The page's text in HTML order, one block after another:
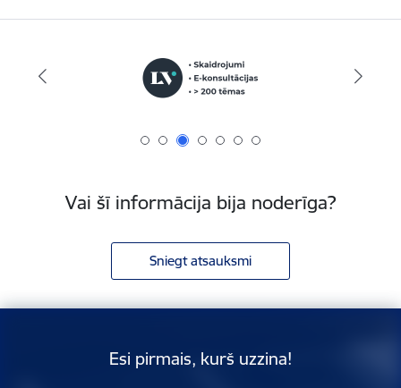
Vai šī informācija bija noderīga?
Sniegt atsauksmi
Esi pirmais, kurš uzzina!